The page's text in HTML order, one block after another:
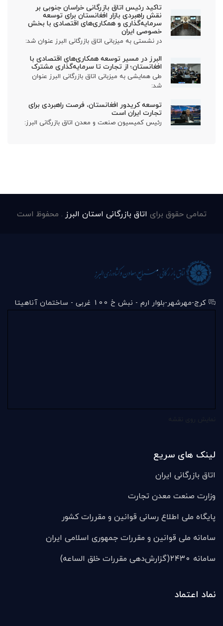
تاکید رئیس اتاق بازرگانی خراسان جنوبی بر
نقش راهبردی بازار افغانستان برای توسعه
سرمایه‌گذاری و همکاری‌های اقتصادی با بخش
خصوصی ایران
در نشستی به میزبانی اتاق بازرگانی البرز عنوان شد:
البرز در مسیر توسعه همکاری‌های اقتصادی با
افغانستان؛ از تجارت تا سرمایه‌گذاری مشترک
طی همایشی به میزبانی اتاق بازرگانی البرز عنوان
شد:
توسعه کریدور افغانستان، فرصت راهبردی برای
تجارت ایران است
رئیس کمیسیون صنعت و معدن اتاق بازرگانی البرز:
تمامی حقوق برای اتاق بازرگانی استان البرز . محفوظ است
کرج-مهرشهر-بلوار ارم - نبش خ 100 غربی - ساختمان آناهیتا
لینک های سریع
اتاق بازرگانی ایران
وزارت صنعت معدن تجارت
پایگاه ملی اطلاع رسانی قوانین و مقررات کشور
سامانه ملی قوانين و مقررات جمهوری اسلامی ایران
سامانه ۲۴۳۰(گزارش‌دهی مقررات خلق الساعه)
نماد اعتماد